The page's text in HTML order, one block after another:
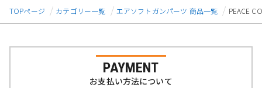
TOPページ
カテゴリー一覧 エアソフトガンパーツ 商品一覧 PEACE
PAYMENT
お支払い方法について